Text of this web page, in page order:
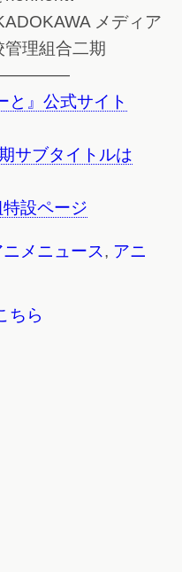
メディア
理組合二期
と』公式サイト
サブタイトルは
設ページ
メニュース, アニ
ちら